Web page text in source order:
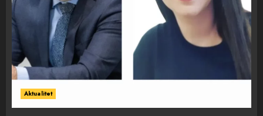
Aktualitet